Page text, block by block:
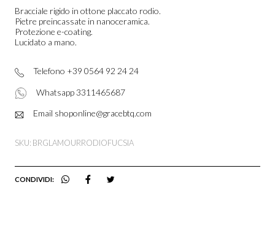
Bracciale rigido in ottone placcato rodio.
Pietre preincassate in nanoceramica.
Protezione e-coating.
Lucidato a mano.
Telefono +39 0564 92 24 24
Whatsapp 3311465687
Email shoponline@gracebtq.com
SKU: BRGLAMOURRODIOFUCSIA
CONDIVIDI: